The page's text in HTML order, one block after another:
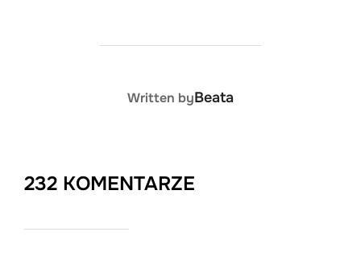
POST AUTHOR
Written byBeata
232 KOMENTARZE